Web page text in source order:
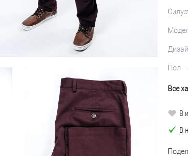
Пол
Все
В
В